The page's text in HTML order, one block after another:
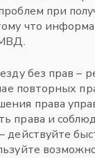
при
что
без прав –
повторных
права
права и
действуйте